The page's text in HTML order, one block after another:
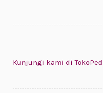
Kunjungi kami di